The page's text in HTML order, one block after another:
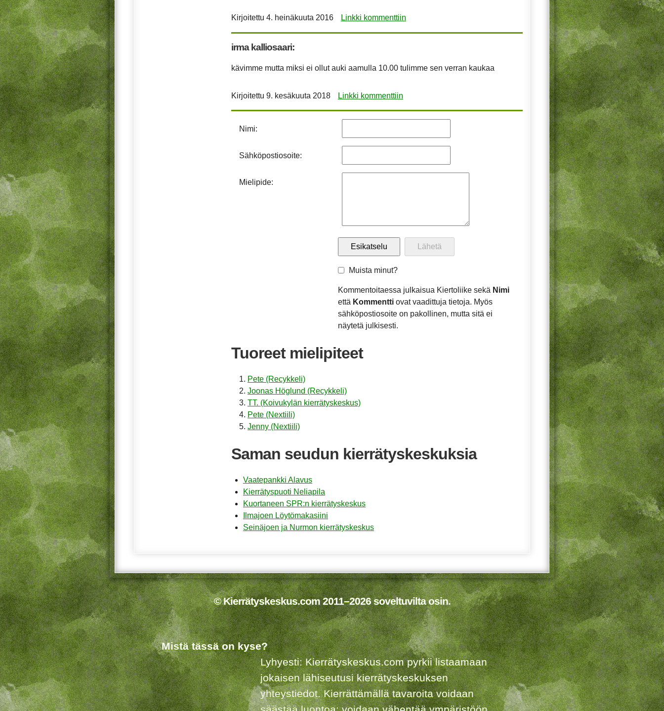
Kirjoitettu 4. heinäkuuta 2016 Linkki kommenttiin
irma kalliosaari:
kävimme mutta miksi ei ollut auki aamulla 10.00 tulimme sen verran kaukaa
Kirjoitettu 9. kesäkuuta 2018 Linkki kommenttiin
Nimi:
Sähköpostiosoite:
Mielipide:
Muista minut?
Kommentoitaessa julkaisua Kiertoliike sekä Nimi
että Kommentti ovat vaadittuja tietoja. Myös
sähköpostiosoite on pakollinen, mutta sitä ei
näytetä julkisesti.
Tuoreet mielipiteet
Pete (Recykkeli)
Joonas Höglund (Recykkeli)
TT. (Koivukylän kierrätyskeskus)
Pete (Nextiili)
Jenny (Nextiili)
Saman seudun kierrätyskeskuksia
Vaatepankki Alavus
Kierrätyspuoti Neliapila
Kuortaneen SPR:n kierrätyskeskus
Ilmajoen Löytömakasiini
Seinäjoen ja Nurmon kierrätyskeskus
© Kierrätyskeskus.com 2011–2026 soveltuvilta osin.
Mistä tässä on kyse?
Lyhyesti: Kierrätyskeskus.com pyrkii listaamaan
jokaisen lähiseutusi kierrätyskeskuksen
yhteystiedot. Kierrättämällä tavaroita voidaan